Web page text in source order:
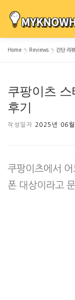
로
Home » Reviews» 간단 리뷰
쿠팡이츠
후기
작성일자 2025년 06
쿠팡이츠에서
폰 대상이라고